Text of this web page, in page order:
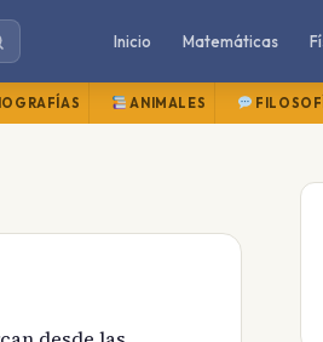
Inicio Matemáticas
ANIMALES